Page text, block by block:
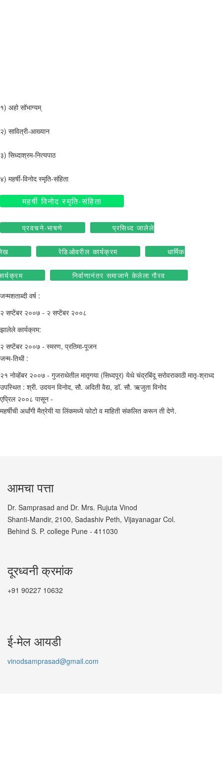
१) अहो सॉभाग्यम्
२) सावित्री-आख्यान
३) सिध्दाश्रम-नित्यपाठ
४) महर्षी-विनोद स्मृति-संहिता
महर्षी विनोद स्मृति-संहिता
प्रवचने-भाषणे प्रसिध्द जालेले
रेडिओवरील कार्यक्रम धार्मिक
निर्वाणानंतर समाजाने केलेला गौरव
जन्मशताब्दी वर्ष :
२ सप्टेंबर २००७ - २ सप्टेंबर २००८
झालेले कार्यक्रम:
२ सप्टेंबर २००७ - स्मरण, प्रतिमा-पूजन
जन्म-तिथी :
२१ नोव्हेंबर २००७ - गुजराथेतील मातृगया (सिध्दपूर) येथे चंद्रबिंदू सरोवराकाठी मातृ-श्राध्द
उपस्थित : श्री. उदयन विनोद, सौ. अदिती वैद्य, डॉ. सौ. ऋजुता विनोद
एप्रिल २००८ पासून -
महर्षींची अर्धांगी मैत्रेयी या लिंकमध्ये फोटो व माहिती संकलित करून ती देणे.
आमचा पत्ता
Dr. Samprasad and Dr. Mrs. Rujuta Vinod
Shanti-Mandir, 2100, Sadashiv Peth, Vijayanagar Col.
Behind S. P. college Pune - 411030
दूरध्वनी क्रमांक
+91 90227 10632
ई-मेल आयडी
vinodsamprasad@gmail.com